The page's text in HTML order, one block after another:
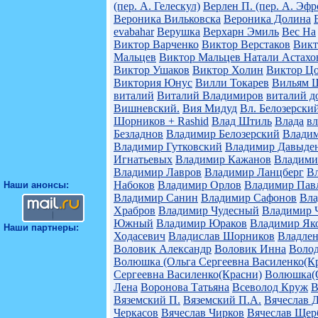
Наши анонсы:
Наши партнеры:
(пер. А. Гелескул) Верлен П. (пер. А.
Вероника Вильковска Вероника Долина
evabahar Верушка Верхарн Эмиль Вес На
Виктор Варченко Виктор Верстаков
Мальцев Виктор Мальцев Натали
Виктор Ушаков Виктор Холин Виктор
Виктория Юнус Вилли Токарев Вильям
виталий Виталий Владимиров виталий
Вишневский. Вия Мидуд Вл.
Шорников + Rashid Влад Штиль Влада
Безладнов Владимир Белозерский
Владимир Гутковский Владимир
Игнатьевых Владимир Кажанов
Владимир Лавров Владимир Ланцберг
Набоков Владимир Орлов Владимир
Владимир Санин Владимир Сафонов
Храбров Владимир Чудесный Владимир
Южный Владимир Юраков Владимир
Ходасевич Владислав Шорников
Воловик Александр Воловик Инна
Волюшка (Ольга Сергеевна
Сергеевна Василенко(Красни)
Лена Воронова Татьяна Всеволод Круж
Вяземский П. Вяземский П.А. Вячеслав
Черкасов Вячеслав Чирков Вячеслав